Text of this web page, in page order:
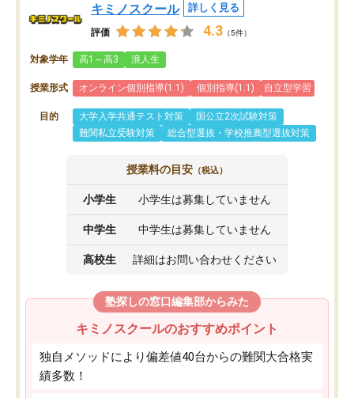
キミノスクール 詳しく見る
評価 4.3 （5件）
対象学年 高1～高3 浪人生
授業形式 オンライン個別指導(1:1) 個別指導(1:1) 自立型学習
目的 大学入学共通テスト対策
国公立2次試験対策
難関私立受験対策
総合型選抜・学校推薦型選抜対策
授業料の目安 （税込）
小学生 小学生は募集していません
中学生 中学生は募集していません
高校生 詳細はお問い合わせください
塾探しの窓口編集部からみた
キミノスクールのおすすめポイント
独自メソッドにより偏差値40台からの難関大合格実
績多数！